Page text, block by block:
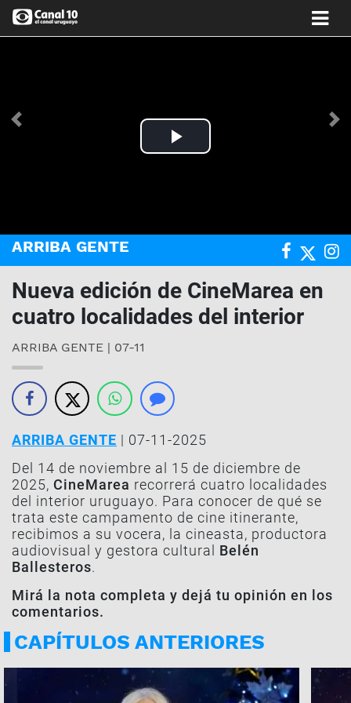
Play
Anterior
ARRIBA GENTE
Nueva edición de CineMarea en
cuatro localidades del interior
ARRIBA GENTE | 07-11
ARRIBA GENTE | 07-11-2025
Del 14 de noviembre al 15 de diciembre de
2025, CineMarea recorrerá cuatro localidades
del interior uruguayo. Para conocer de qué se
trata este campamento de cine itinerante,
recibimos a su vocera, la cineasta, productora
audiovisual y gestora cultural Belén
Ballesteros.
Mirá la nota completa y dejá tu opinión en los
comentarios.
CAPÍTULOS ANTERIORES